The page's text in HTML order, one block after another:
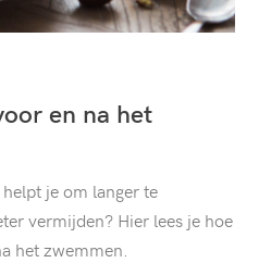
en na het
je om langer te
vermijden? Hier lees je hoe
het zwemmen.